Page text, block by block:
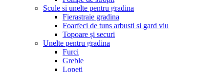
Scule si unelte pentru gradina
Fierastraie gradina
Foarfeci de tuns arbusti si gard viu
Topoare și securi
Unelte pentru gradina
Furci
Greble
Lopeti